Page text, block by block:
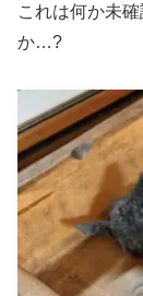
これは何か未
か…?